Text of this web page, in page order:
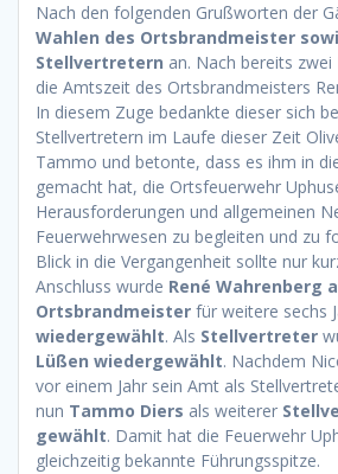
Nach den folgenden Grußworten der
Wahlen des Ortsbrandmeister
Stellvertretern an. Nach bereits
die Amtszeit des Ortsbrandmeisters
In diesem Zuge bedankte dieser sich
Stellvertretern im Laufe dieser Zeit
Tammo und betonte, dass es ihm in
gemacht hat, die Ortsfeuerwehr
Herausforderungen und allgemeinen
Feuerwehrwesen zu begleiten und zu
Blick in die Vergangenheit sollte nur
Anschluss wurde René Wahrenberg
Ortsbrandmeister für weitere sechs
wiedergewählt. Als Stellvertreter
Lüßen wiedergewählt. Nachdem
vor einem Jahr sein Amt als
nun Tammo Diers als weiterer
gewählt. Damit hat die Feuerwehr
gleichzeitig bekannte Führungsspitze.